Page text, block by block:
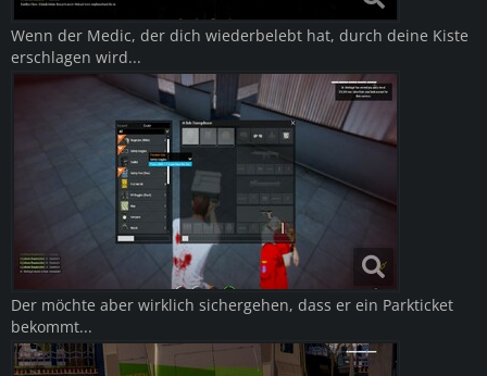
Wenn der Medic, der dich wiederbelebt hat, durch deine Kiste
erschlagen wird...
Der möchte aber wirklich sichergehen, dass er ein Parkticket
bekommt...